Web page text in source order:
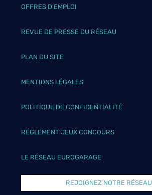
OFFRES D’EMPLOI
REVUE DE PRESSE DU RÉSEAU
PLAN DU SITE
MENTIONS LÉGALES
POLITIQUE DE CONFIDENTIALITÉ
RÉGLEMENT JEUX CONCOURS
LE RÉSEAU EUROGARAGE
REJOIGNEZ NOTRE RÉSEAU